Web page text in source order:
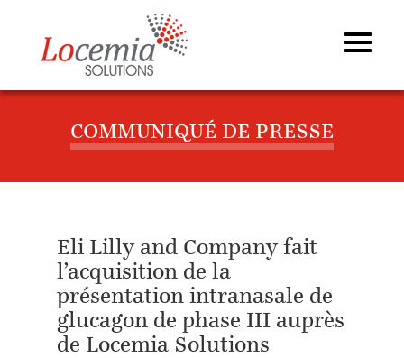
COMMUNIQUÉ DE PRESSE
Eli Lilly and Company fait
l’acquisition de la
présentation intranasale de
glucagon de phase III auprès
de Locemia Solutions